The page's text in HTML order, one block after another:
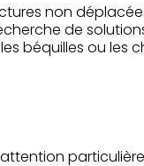
non
de
béquilles ou les